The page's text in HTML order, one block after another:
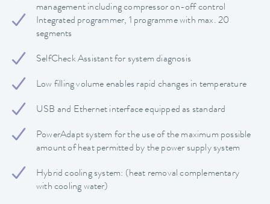
management including compressor on-off control
Integrated programmer, 1 programme with max. 20
segments
SelfCheck Assistant for system diagnosis
Low filling volume enables rapid changes in temperature
USB and Ethernet interface equipped as standard
PowerAdapt system for the use of the maximum possible
amount of heat permitted by the power supply system
Hybrid cooling system: (heat removal complementary
with cooling water)